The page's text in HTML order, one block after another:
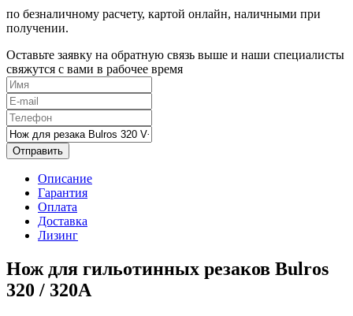
по безналичному расчету, картой онлайн, наличными при
получении.
Оставьте заявку на обратную связь выше и наши специалисты
свяжутся с вами в рабочее время
Отправить
Описание
Гарантия
Оплата
Доставка
Лизинг
Нож для гильотинных резаков Bulros
320 / 320А